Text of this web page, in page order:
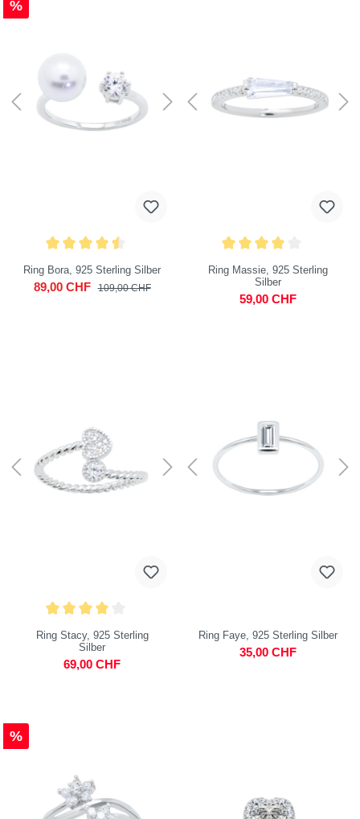
%
Ring Bora, 925 Sterling Silber
89,00 CHF 109,00 CHF
Ring Massie, 925 Sterling
Silber
59,00 CHF
Ring Stacy, 925 Sterling
Silber
69,00 CHF
Ring Faye, 925 Sterling Silber
35,00 CHF
%